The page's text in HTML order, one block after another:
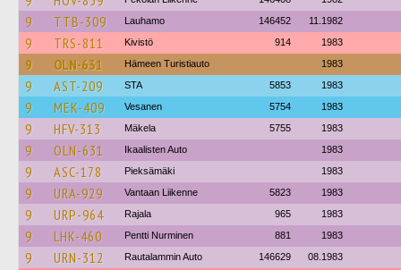
9 TTB-309 Lauhamo 146452 11.1982
9 TRS-811 Kivistö 914 1983
9 OLN-631 Hämeen Turistiauto 1983
9 AST-209 STA 5853 1983
9 MEK-409 Vesanen 5754 1983
9 HFV-313 Mäkela 5755 1983
9 OLN-631 Ikaalisten Auto 1983
9 ASC-178 Pieksämäki 1983
9 URA-929 Vantaan Liikenne 5823 1983
9 URP-964 Rajala 965 1983
9 LHK-460 Pentti Nurminen 881 1983
9 URN-312 Rautalammin Auto 146629 08.1983